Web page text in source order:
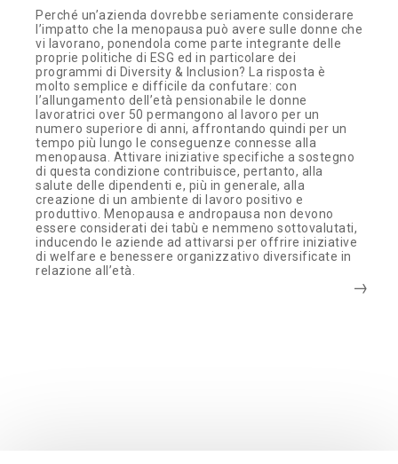
Perché un’azienda dovrebbe seriamente considerare
l’impatto che la menopausa può avere sulle donne che
vi lavorano, ponendola come parte integrante delle
proprie politiche di ESG ed in particolare dei
programmi di Diversity & Inclusion? La risposta è
molto semplice e difficile da confutare: con
l’allungamento dell’età pensionabile le donne
lavoratrici over 50 permangono al lavoro per un
numero superiore di anni, affrontando quindi per un
tempo più lungo le conseguenze connesse alla
menopausa. Attivare iniziative specifiche a sostegno
di questa condizione contribuisce, pertanto, alla
salute delle dipendenti e, più in generale, alla
creazione di un ambiente di lavoro positivo e
produttivo. Menopausa e andropausa non devono
essere considerati dei tabù e nemmeno sottovalutati,
inducendo le aziende ad attivarsi per offrire iniziative
di welfare e benessere organizzativo diversificate in
relazione all’età.